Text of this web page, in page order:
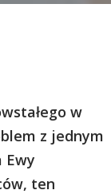
w
z jednym
Ewy
ten